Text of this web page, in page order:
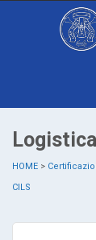
HOME >
CILS